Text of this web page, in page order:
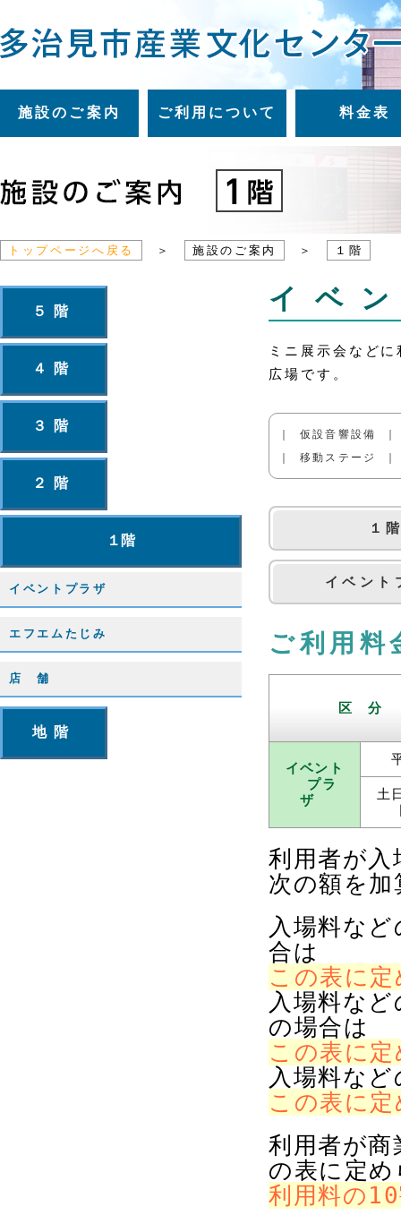
施設のご案内 ご利用について 料金表
トップページへ戻る ＞ 施設のご案内 ＞ １階
５階
４階
３階
２階
１階
イベントプラザ
エフエムたじみ
店 舗
地階
イベ
ミニ展示会など
広場です。
｜ 仮設音響設備
｜ 移動ステージ ｜
１
イベント
ご利用料
区 分
イベント
プラ
ザ
土
利用者が
次の額を
入場料な
合は
この表に
入場料な
の場合は
この表に
入場料な
この表に
利用者が
の表に定
利用料の